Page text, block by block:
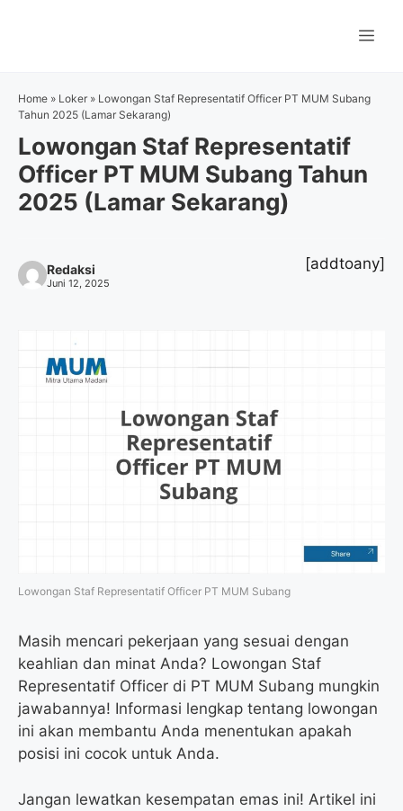
Home » Loker » Lowongan Staf Representatif Officer PT MUM Subang
Tahun 2025 (Lamar Sekarang)
Lowongan Staf Representatif
Officer PT MUM Subang Tahun
2025 (Lamar Sekarang)
Redaksi
Juni 12, 2025
[addtoany]
Lowongan Staf Representatif Officer PT MUM Subang
Masih mencari pekerjaan yang sesuai dengan
keahlian dan minat Anda? Lowongan Staf
Representatif Officer di PT MUM Subang mungkin
jawabannya! Informasi lengkap tentang lowongan
ini akan membantu Anda menentukan apakah
posisi ini cocok untuk Anda.
Jangan lewatkan kesempatan emas ini! Artikel ini